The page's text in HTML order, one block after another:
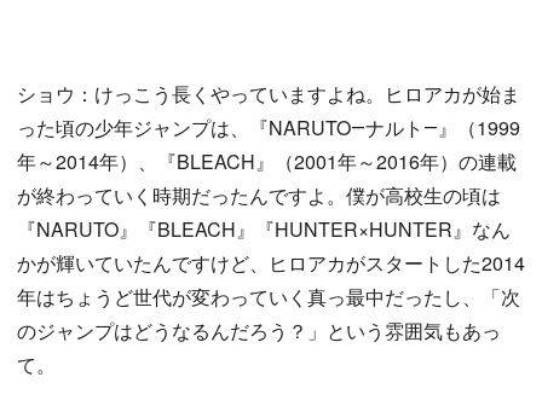
ショウ：けっこう長くやっていますよね。ヒロアカが始ま
った頃の少年ジャンプは、『NARUTO―ナルト―』（1999
年～2014年）、『BLEACH』（2001年～2016年）の連載
が終わっていく時期だったんですよ。僕が高校生の頃は
『NARUTO』『BLEACH』『HUNTER×HUNTER』なん
かが輝いていたんですけど、ヒロアカがスタートした2014
年はちょうど世代が変わっていく真っ最中だったし、「次
のジャンプはどうなるんだろう？」という雰囲気もあっ
て。